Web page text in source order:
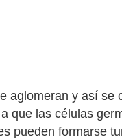
aglomeran y así
que las células
pueden formarse